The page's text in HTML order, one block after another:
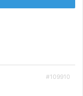
#109910